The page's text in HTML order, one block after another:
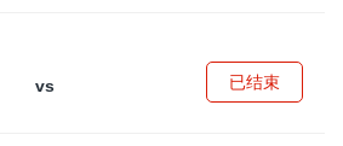
vs
已结束